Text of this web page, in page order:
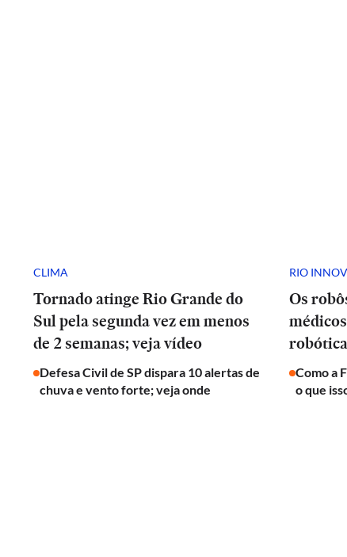
CLIMA
Tornado atinge Rio Grande do
Sul pela segunda vez em menos
de 2 semanas; veja vídeo
Defesa Civil de SP dispara 10 alertas de
chuva e vento forte; veja onde
RIO
Os
Como a
o que